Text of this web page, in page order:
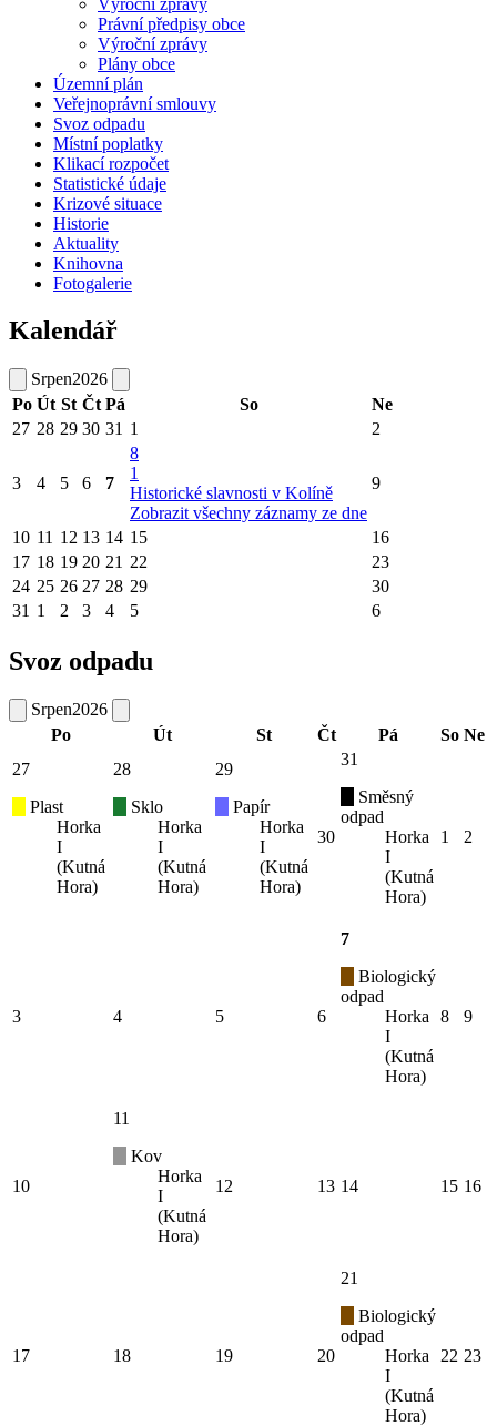
Výroční zprávy
Právní předpisy obce
Výroční zprávy
Plány obce
Územní plán
Veřejnoprávní smlouvy
Svoz odpadu
Místní poplatky
Klikací rozpočet
Statistické údaje
Krizové situace
Historie
Aktuality
Knihovna
Fotogalerie
Kalendář
Srpen2026
Po Út St Čt Pá So
Ne
27 28 29 30 31 1 2
3 4 5 6 7
8
1
Historické slavnosti v Kolíně
Zobrazit všechny záznamy ze dne
9
10 11 12 13 14 15
16
17 18 19 20 21 22
23
24 25 26 27 28 29
30
31 1 2 3 4 5 6
Svoz odpadu
Srpen2026
Po
Út St Čt Pá So Ne
27
Plast
Horka
I
(Kutná
Hora)
28
Sklo
Horka
I
(Kutná
Hora)
29
Papír
Horka
I
(Kutná
Hora)
30
31
Směsný
odpad
Horka
I
(Kutná
Hora)
1 2
3 4 5 6
7
Biologický
odpad
Horka
I
(Kutná
Hora)
8 9
10
11
Kov
Horka
I
(Kutná
Hora)
12 13 14 15 16
17 18 19 20
21
Biologický
odpad
Horka
I
(Kutná
Hora)
22 23